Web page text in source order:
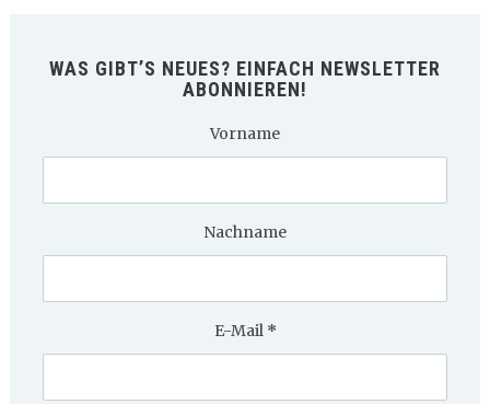
WAS GIBT’S NEUES? EINFACH NEWSLETTER
ABONNIEREN!
Vorname
Nachname
E-Mail *